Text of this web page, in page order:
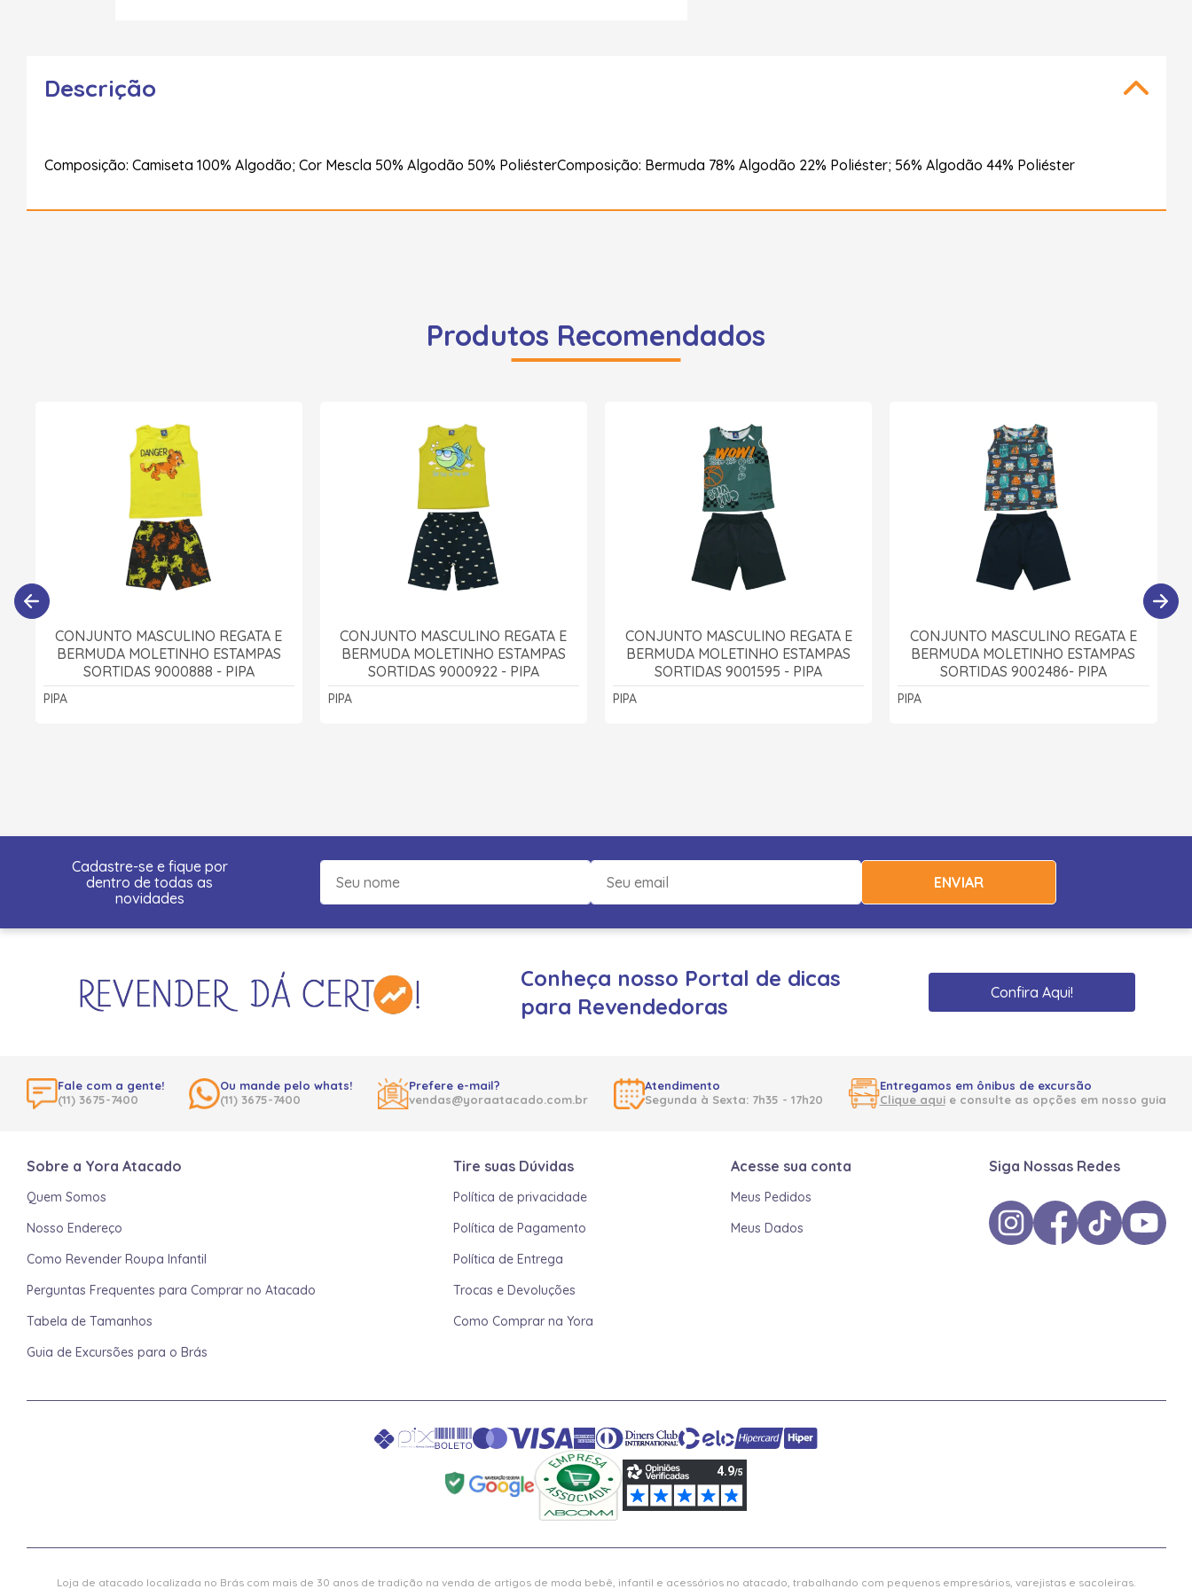
Descrição
Composição: Camiseta 100% Algodão; Cor Mescla 50% Algodão 50% PoliésterComposição: Bermuda 78% Algodão 22% Poliéster; 56% Algodão 44% Poliéster
Produtos Recomendados
CONJUNTO MASCULINO REGATA E
BERMUDA MOLETINHO ESTAMPAS
SORTIDAS 9000888 - PIPA
PIPA
CONJUNTO MASCULINO REGATA E
BERMUDA MOLETINHO ESTAMPAS
SORTIDAS 9000922 - PIPA
PIPA
CONJUNTO MASCULINO REGATA E
BERMUDA MOLETINHO ESTAMPAS
SORTIDAS 9001595 - PIPA
PIPA
CONJUNTO MASCULINO REGATA E
BERMUDA MOLETINHO ESTAMPAS
SORTIDAS 9002486- PIPA
PIPA
Cadastre-se e fique por
dentro de todas as
novidades
ENVIAR
Conheça nosso Portal de dicas
para Revendedoras
Confira Aqui!
Fale com a gente!
(11) 3675-7400
Ou mande pelo whats!
(11) 3675-7400
Prefere e-mail?
vendas@yoraatacado.com.br
Atendimento
Segunda à Sexta: 7h35 - 17h20
Entregamos em ônibus de excursão
Clique aquie consulte as opções em nosso guia
Sobre a Yora Atacado
Quem Somos
Nosso Endereço
Como Revender Roupa Infantil
Perguntas Frequentes para Comprar no Atacado
Tabela de Tamanhos
Guia de Excursões para o Brás
Tire suas Dúvidas
Política de privacidade
Política de Pagamento
Política de Entrega
Trocas e Devoluções
Como Comprar na Yora
Acesse sua conta
Meus Pedidos
Meus Dados
Siga Nossas Redes
Loja de atacado localizada no Brás com mais de 30 anos de tradição na venda de artigos de moda bebê, infantil e acessórios no atacado, trabalhando com pequenos empresários, varejistas e sacoleiras.